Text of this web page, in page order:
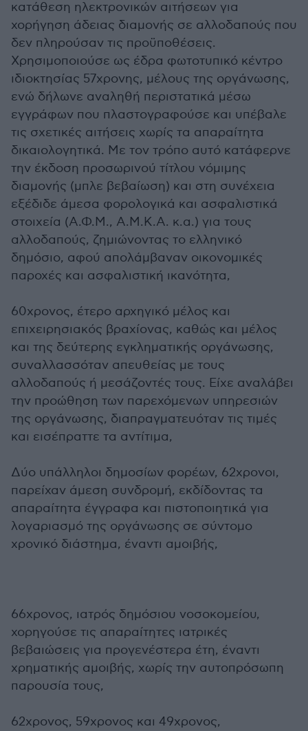
κατάθεση ηλεκτρονικών αιτήσεων για
χορήγηση άδειας διαμονής σε αλλοδαπούς που
δεν πληρούσαν τις προϋποθέσεις.
Χρησιμοποιούσε ως έδρα φωτοτυπικό κέντρο
ιδιοκτησίας 57χρονης, μέλους της οργάνωσης,
ενώ δήλωνε αναληθή περιστατικά μέσω
εγγράφων που πλαστογραφούσε και υπέβαλε
τις σχετικές αιτήσεις χωρίς τα απαραίτητα
δικαιολογητικά. Με τον τρόπο αυτό κατάφερνε
την έκδοση προσωρινού τίτλου νόμιμης
διαμονής (μπλε βεβαίωση) και στη συνέχεια
εξέδιδε άμεσα φορολογικά και ασφαλιστικά
στοιχεία (Α.Φ.Μ., Α.Μ.Κ.Α. κ.α.) για τους
αλλοδαπούς, ζημιώνοντας το ελληνικό
δημόσιο, αφού απολάμβαναν οικονομικές
παροχές και ασφαλιστική ικανότητα,
60χρονος, έτερο αρχηγικό μέλος και
επιχειρησιακός βραχίονας, καθώς και μέλος
και της δεύτερης εγκληματικής οργάνωσης,
συναλλασσόταν απευθείας με τους
αλλοδαπούς ή μεσάζοντές τους. Είχε αναλάβει
την προώθηση των παρεχόμενων υπηρεσιών
της οργάνωσης, διαπραγματευόταν τις τιμές
και εισέπραττε τα αντίτιμα,
Δύο υπάλληλοι δημοσίων φορέων, 62χρονοι,
παρείχαν άμεση συνδρομή, εκδίδοντας τα
απαραίτητα έγγραφα και πιστοποιητικά για
λογαριασμό της οργάνωσης σε σύντομο
χρονικό διάστημα, έναντι αμοιβής,
66χρονος, ιατρός δημόσιου νοσοκομείου,
χορηγούσε τις απαραίτητες ιατρικές
βεβαιώσεις για προγενέστερα έτη, έναντι
χρηματικής αμοιβής, χωρίς την αυτοπρόσωπη
παρουσία τους,
62χρονος, 59χρονος και 49χρονος,